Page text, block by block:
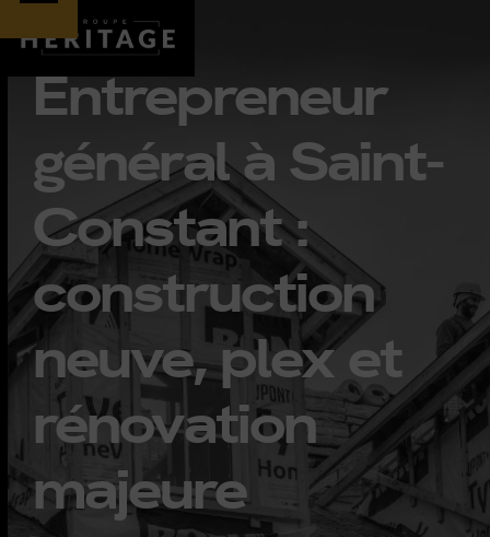
to
content
Open
mobile
menu
Close
mobile
menu
Entrepreneur
général à Saint-
Constant :
construction
neuve, plex et
rénovation
majeure